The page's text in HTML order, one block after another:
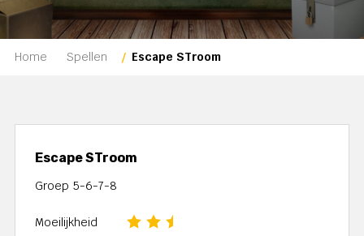
Home Spellen Escape STroom
Escape STroom
Groep 5-6-7-8
Moeilijkheid